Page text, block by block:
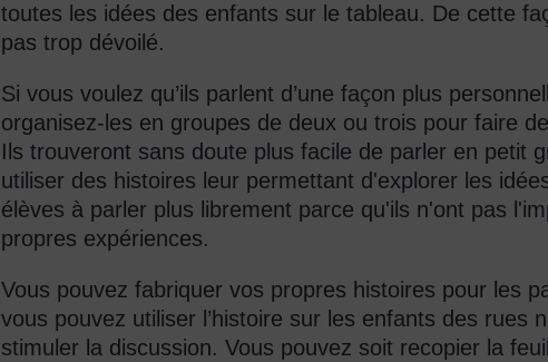
toutes les idées des enfants sur le tableau. De cette
pas trop dévoilé.
Si vous voulez qu’ils parlent d’une façon plus
organisez-les en groupes de deux ou trois pour faire
Ils trouveront sans doute plus facile de parler en petit
utiliser des histoires leur permettant d'explorer les
élèves à parler plus librement parce qu'ils n'ont pas
propres expériences.
Vous pouvez fabriquer vos propres histoires pour les
vous pouvez utiliser l’histoire sur les enfants des rues
stimuler la discussion. Vous pouvez soit recopier la